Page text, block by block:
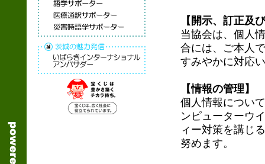
【開示、訂正及
当協会は、個人
合には、ご本人
すみやかに対応
【情報の管理】
個人情報につい
ンピューターウ
ィー対策を講じ
努めます。